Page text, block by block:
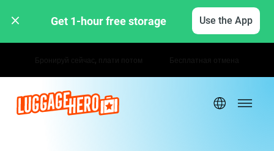
Get 1-hour free storage Use the App
Почасовые / дневные тарифы